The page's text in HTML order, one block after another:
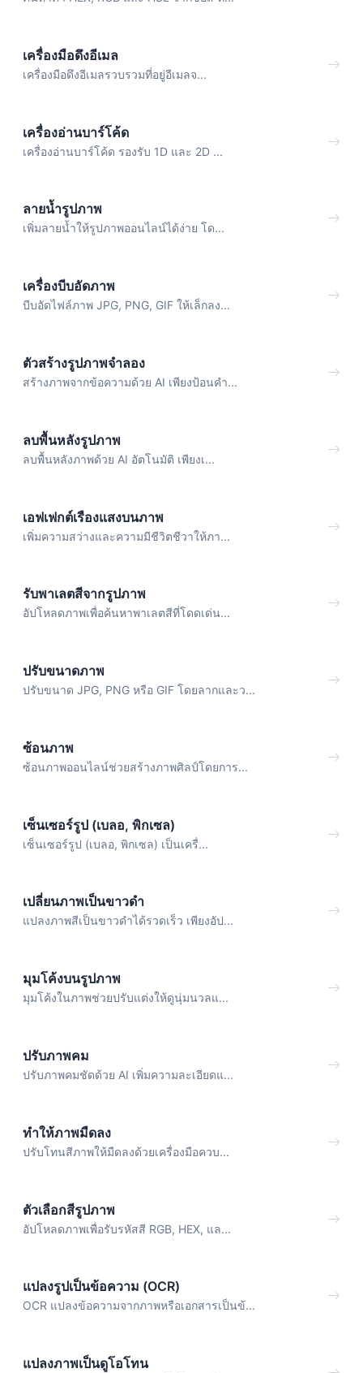
เครื่องมือดึงอีเมล
เครื่องมือดึงอีเมลรวบรวมที่อยู่อีเมลจ...
เครื่องอ่านบาร์โค้ด
เครื่องอ่านบาร์โค้ด รองรับ 1D และ 2D ...
ลายน้ำรูปภาพ
เพิ่มลายน้ำให้รูปภาพออนไลน์ได้ง่าย โด...
เครื่องบีบอัดภาพ
บีบอัดไฟล์ภาพ JPG, PNG, GIF ให้เล็กลง...
ตัวสร้างรูปภาพจำลอง
สร้างภาพจากข้อความด้วย AI เพียงป้อนคำ...
ลบพื้นหลังรูปภาพ
ลบพื้นหลังภาพด้วย AI อัตโนมัติ เพียงเ...
เอฟเฟกต์เรืองแสงบนภาพ
เพิ่มความสว่างและความมีชีวิตชีวาให้ภา...
รับพาเลตสีจากรูปภาพ
อัปโหลดภาพเพื่อค้นหาพาเลตสีที่โดดเด่น...
ปรับขนาดภาพ
ปรับขนาด JPG, PNG หรือ GIF โดยลากและว...
ซ้อนภาพ
ซ้อนภาพออนไลน์ช่วยสร้างภาพศิลป์โดยการ...
เซ็นเซอร์รูป (เบลอ, พิกเซล)
เซ็นเซอร์รูป (เบลอ, พิกเซล) เป็นเครื่...
เปลี่ยนภาพเป็นขาวดำ
แปลงภาพสีเป็นขาวดำได้รวดเร็ว เพียงอัป...
มุมโค้งบนรูปภาพ
มุมโค้งในภาพช่วยปรับแต่งให้ดูนุ่มนวลแ...
ปรับภาพคม
ปรับภาพคมชัดด้วย AI เพิ่มความละเอียดแ...
ทำให้ภาพมืดลง
ปรับโทนสีภาพให้มืดลงด้วยเครื่องมือควบ...
ตัวเลือกสีรูปภาพ
อัปโหลดภาพเพื่อรับรหัสสี RGB, HEX, แล...
แปลงรูปเป็นข้อความ (OCR)
OCR แปลงข้อความจากภาพหรือเอกสารเป็นข้...
แปลงภาพเป็นดูโอโทน